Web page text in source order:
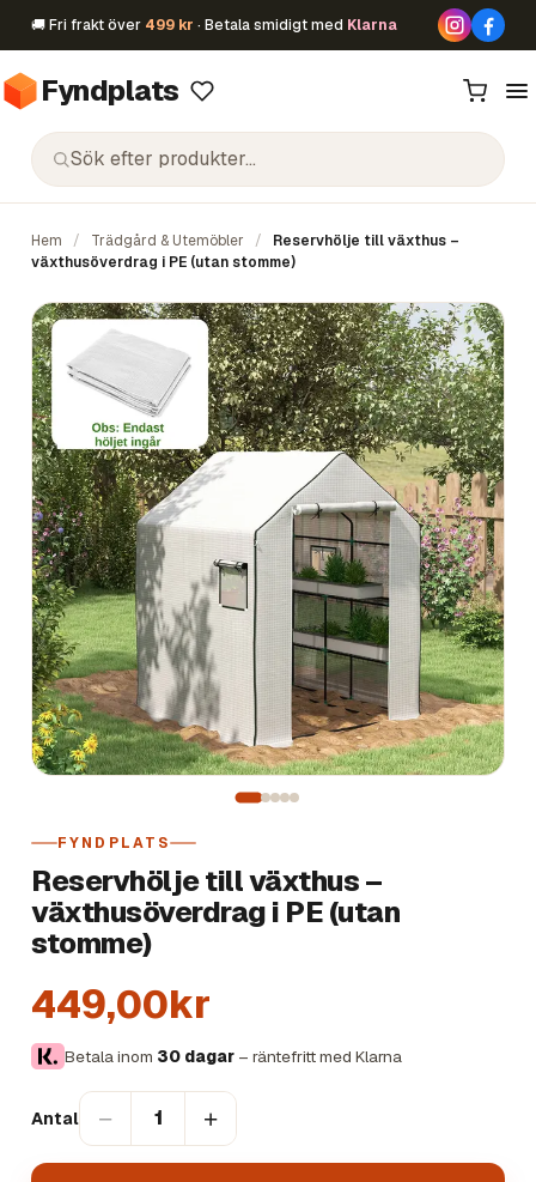
🚚 Fri frakt över 499 kr · Betala smidigt med Klarna
Fyndplats
Hem / Trädgård & Utemöbler /
Reservhölje till växthus –
växthusöverdrag i PE (utan stomme)
FYNDPLATS
Reservhölje till växthus –
växthusöverdrag i PE (utan
stomme)
449,00kr
Betala inom 30 dagar – räntefritt med Klarna
Antal − 1 +